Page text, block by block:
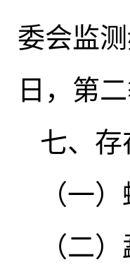
委会监
日，第
七、存
（一
（二